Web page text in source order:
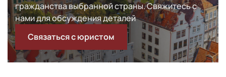
гражданства выбранной страны. Свяжитесь с
нами для обсуждения деталей
Связаться с юристом